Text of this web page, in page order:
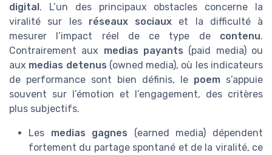
digital. L’un des principaux obstacles concerne la
viralité sur les réseaux sociaux et la difficulté à
mesurer l’impact réel de ce type de contenu.
Contrairement aux medias payants (paid media) ou
aux medias detenus (owned media), où les indicateurs
de performance sont bien définis, le poem s’appuie
souvent sur l’émotion et l’engagement, des critères
plus subjectifs.
Les medias gagnes (earned media) dépendent
fortement du partage spontané et de la viralité, ce